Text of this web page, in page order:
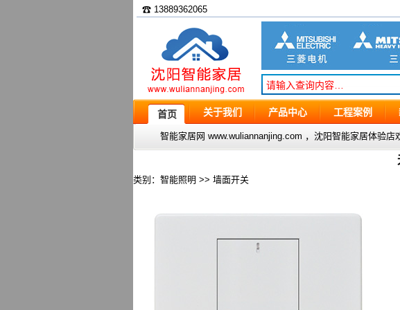
☎ 13889362065
首页 关于我们 产品中心 工程案例
智能家居网 www.wuliannanjing.com ，沈阳智能家居体验店
类别：智能照明 >> 墙面开关